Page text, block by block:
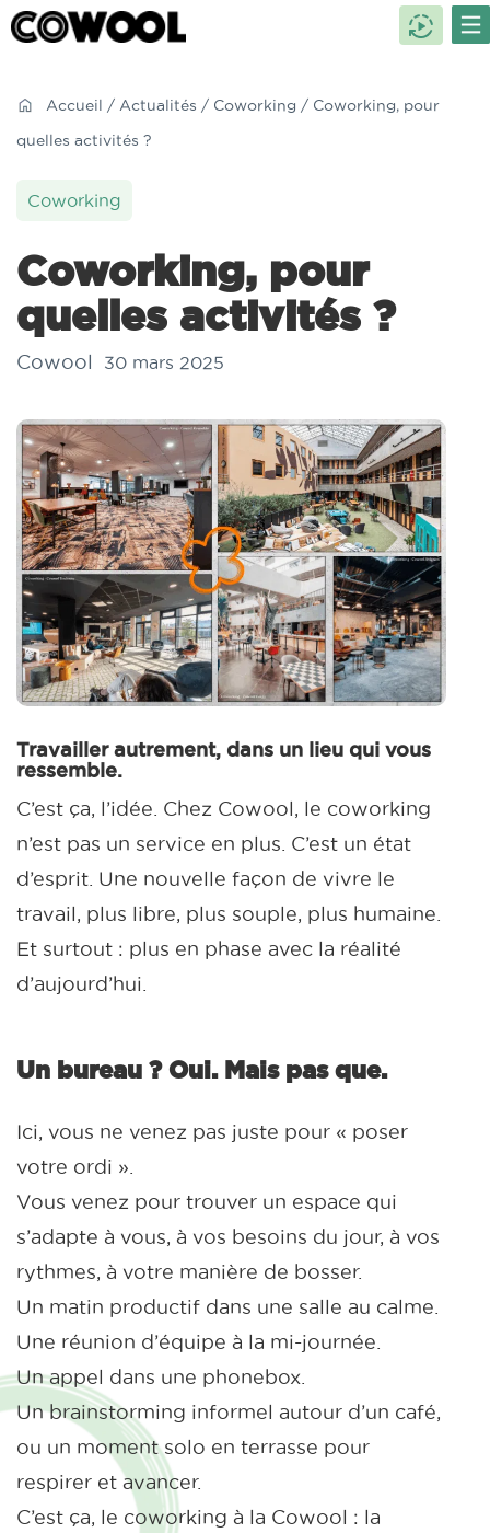
Accueil / Actualités / Coworking / Coworking, pour
quelles activités ?
Coworking
Coworking, pour
quelles activités ?
Cowool 30 mars 2025
Travailler autrement, dans un lieu qui vous
ressemble.
C’est ça, l’idée. Chez Cowool, le coworking
n’est pas un service en plus. C’est un état
d’esprit. Une nouvelle façon de vivre le
travail, plus libre, plus souple, plus humaine.
Et surtout : plus en phase avec la réalité
d’aujourd’hui.
Un bureau ? Oui. Mais pas que.
Ici, vous ne venez pas juste pour « poser
votre ordi ».
Vous venez pour trouver un espace qui
s’adapte à vous, à vos besoins du jour, à vos
rythmes, à votre manière de bosser.
Un matin productif dans une salle au calme.
Une réunion d’équipe à la mi-journée.
Un appel dans une phonebox.
Un brainstorming informel autour d’un café,
ou un moment solo en terrasse pour
respirer et avancer.
C’est ça, le coworking à la Cowool : la